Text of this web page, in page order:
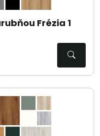
Frézia 1